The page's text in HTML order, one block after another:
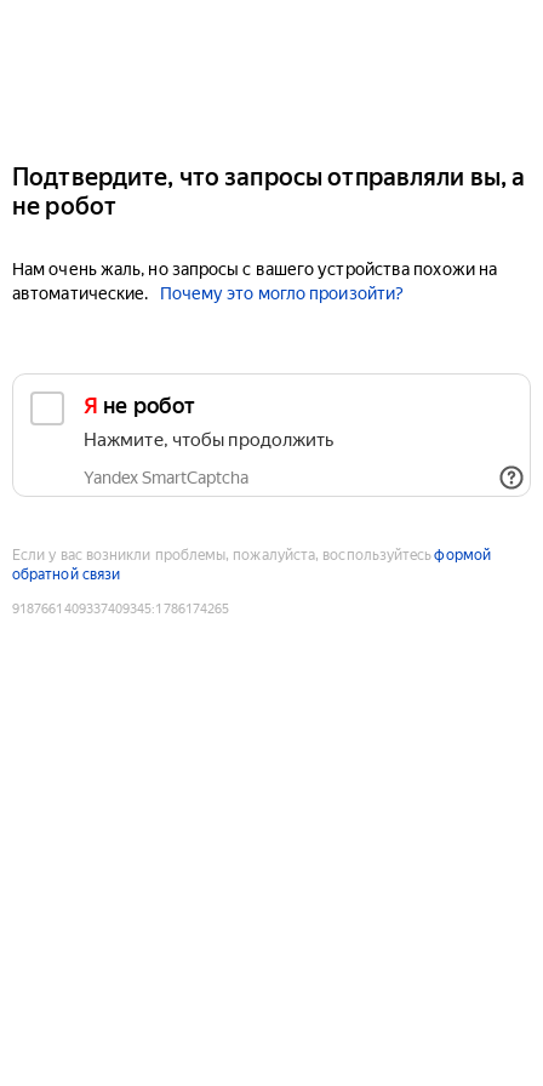
Подтвердите, что запросы отправляли вы, а
не робот
Нам очень жаль, но запросы с вашего устройства похожи на
автоматические.
Почему это могло произойти?
Я не робот
Нажмите, чтобы продолжить
Yandex SmartCaptcha
Если у вас возникли проблемы, пожалуйста, воспользуйтесьформой
обратной связи
9187661409337409345:1786174265